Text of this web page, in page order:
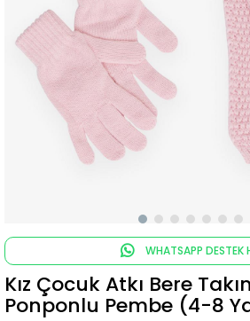
WHATSAPP DESTEK
Kız Çocuk Atkı Bere
Ponponlu Pembe (4-8